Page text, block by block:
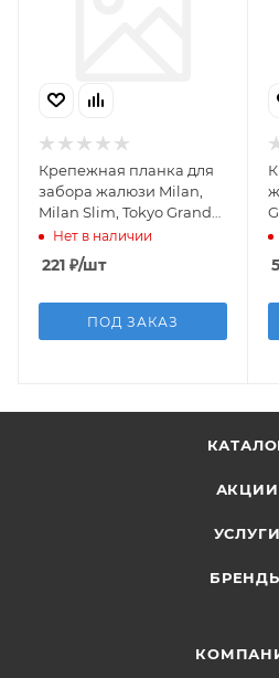
Крепежная планка для
забора жалюзи Milan,
Milan Slim, Tokyo Grand
Line 0,45 PE-Double RAL
8017 2,5м
Нет в наличии
221 ₽/шт
ПОД ЗАКАЗ
АКЦИИ
УСЛУГИ